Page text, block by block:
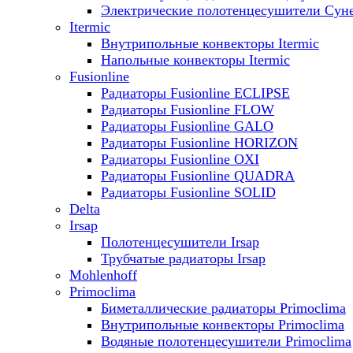
Электрические полотенцесушители
Itermic
Внутрипольные конвекторы Itermic
Напольные конвекторы Itermic
Fusionline
Радиаторы Fusionline ECLIPSE
Радиаторы Fusionline FLOW
Радиаторы Fusionline GALO
Радиаторы Fusionline HORIZON
Радиаторы Fusionline OXI
Радиаторы Fusionline QUADRA
Радиаторы Fusionline SOLID
Delta
Irsap
Полотенцесушители Irsap
Трубчатые радиаторы Irsap
Mohlenhoff
Primoclima
Биметаллические радиаторы Primoclima
Внутрипольные конвекторы Primoclima
Водяные полотенцесушители Primoclima